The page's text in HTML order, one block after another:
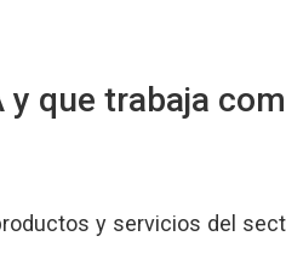
y que trabaja
y servicios del